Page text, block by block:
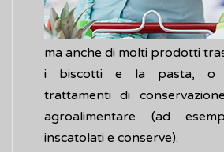
ma anche di molti prodotti
i biscotti e la pasta, o
trattamenti di
agroalimentare (ad
inscatolati e conserve).